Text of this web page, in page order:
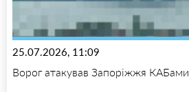
25.07.2026, 11:09
Ворог атакував Запоріжжя КАБами